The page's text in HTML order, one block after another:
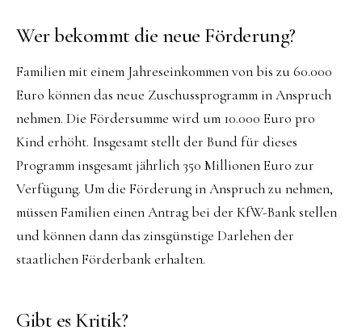
Wer bekommt die neue Förderung?
Familien mit einem Jahreseinkommen von bis zu 60.000
Euro können das neue Zuschussprogramm in Anspruch
nehmen. Die Fördersumme wird um 10.000 Euro pro
Kind erhöht. Insgesamt stellt der Bund für dieses
Programm insgesamt jährlich 350 Millionen Euro zur
Verfügung. Um die Förderung in Anspruch zu nehmen,
müssen Familien einen Antrag bei der KfW-Bank stellen
und können dann das zinsgünstige Darlehen der
staatlichen Förderbank erhalten.
Gibt es Kritik?